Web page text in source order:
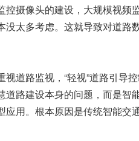
控摄像头的建设，大规模视频
没太多考虑。这就导致对道路
道路监视，“轻视”道路引导
道路建设本身的问题，而是智
应用。根本原因是传统智能交